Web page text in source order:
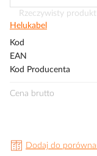
Przejdź
na
początek
Rzeczywisty
Helukabel
Kod
EAN
Kod Producenta
Cena brutto
Dodaj do